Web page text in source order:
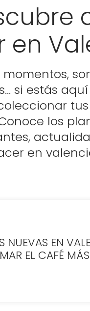
en
momentos,
si estás
los
en
NUEVAS EN
EL CAFÉ